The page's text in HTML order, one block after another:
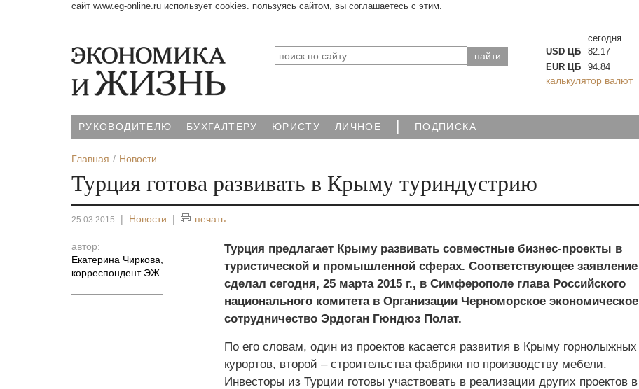
сайт www.eg-online.ru использует cookies. пользуясь сайтом, вы соглашаетесь с этим.
сегодня
USD ЦБ
82.17
EUR ЦБ
94.84
калькулятор валют
РУКОВОДИТЕЛЮ БУХГАЛТЕРУ ЮРИСТУ ЛИЧНОЕ | ПОДПИСКА
Главная Новости
Турция готова развивать в Крыму туриндустрию
25.03.2015 | Новости | печать
автор:
Екатерина Чиркова
корреспондент ЭЖ
Турция предлагает Крыму развивать совместные бизнес-проекты в
туристической и промышленной сферах. Соответствующее заявление
сделал сегодня, 25 марта 2015 г., в Симферополе глава Российского
национального комитета в Организации Черноморское экономическое
сотрудничество Эрдоган Гюндюз Полат.
По его словам, один из проектов касается развития в Крыму горнолыжных
курортов, второй – строительства фабрики по производству мебели.
Инвесторы из Турции готовы участвовать в реализации других проектов в